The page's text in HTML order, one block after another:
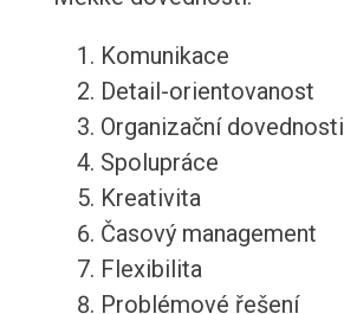
Komunikace
Detail-orientovanost
Organizační dovednosti
Spolupráce
Kreativita
Časový management
Flexibilita
Problémové řešení